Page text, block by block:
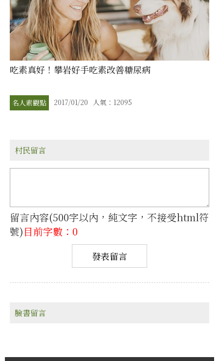
吃素真好！攀岩好手吃素改善糖尿病
名人素觀點 2017/01/20 人氣：12095
村民留言
留言內容(500字以內，純文字，不接受html符
號)目前字數：0
臉書留言